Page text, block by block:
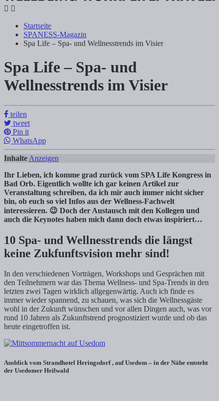
Startseite
SPANESS-Magazin
Spa Life – Spa- und Wellnesstrends im Visier
Spa Life – Spa- und Wellnesstrends im
Tanja Klindworth
Inhalte Anzeigen 1) 10 Spa- und Wellnesstrends die längst keine
Spa Life – Spa- und
Wellnesstrends im Visier
teilen
tweet
Pin it
WhatsApp
Inhalte Anzeigen
Ihr Lieben, ich komme grad zurück vom SPA Life Kongress in
Bad Orb. Eigentlich wollte ich gar keinen Artikel zur
Veranstaltung schreiben, da ich mir auch immer nicht sicher
bin, ob euch so viel Infos aus der Wellness-Fachwelt
interessieren. 😉 Doch der Austausch mit den Kollegen und
auch die Keynotes haben mich dann doch etwas inspiriert…
10 Spa- und Wellnesstrends die längst
keine Zukfunftsvision mehr sind!
In den verschiedenen Vorträgen, Workshops und Gesprächen mit
den Teilnehmern war das Thema Wellness- und Spa-Trends in den
letzten zwei Tagen wirklich allgegenwärtig. Auch ich finde es
immer wieder spannend, zu schauen, was sich die Wellnessgäste
wohl in der Zukunft wünschen und vor allen Dingen auch, was vor
rund 10 Jahren als Zukunftstrend prognostiziert wurde und ob das
heute eingetroffen ist.
Ausblick vom Strandhotel Heringsdorf , auf Usedom – in der Nähe entsteht
der Usedomer Heilwald